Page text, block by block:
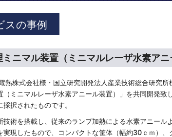
スの事例
ニマル装置（ミニマルレーザ水素アニ
株式会社様・国立研究開発法人産業技術総合研究
（ミニマルレーザ水素アニール装置）」を共同開発
択されたものです。
技術を搭載し、従来のランプ加熱による水素アニー
現したもので、コンパクトな筐体（幅約30ｃｍ）